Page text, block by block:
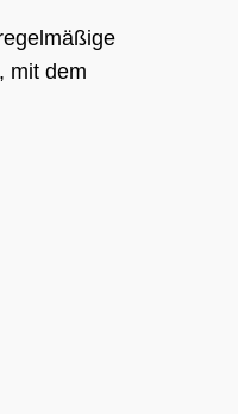
mit dem